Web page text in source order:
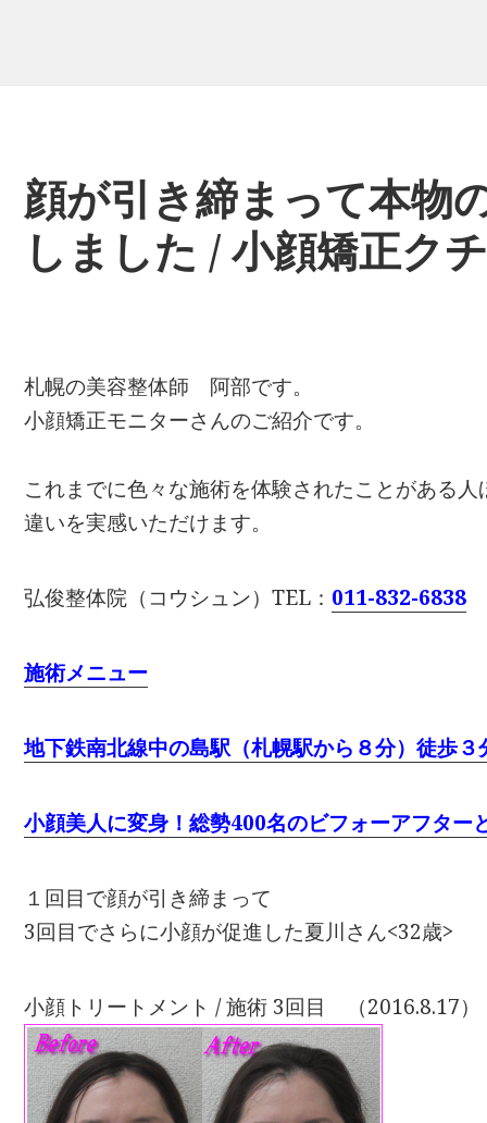
顔が引き締まって本物
しました / 小顔矯正ク
札幌の美容整体師 阿部です。
小顔矯正モニターさんのご紹介です。
これまでに色々な施術を体験されたことがある人
違いを実感いただけます。
弘俊整体院（コウシュン）TEL： 011-832-6838
施術メニュー
地下鉄南北線中の島駅（札幌駅から８分）徒歩３
小顔美人に変身！総勢400名のビフォーアフター
１回目で顔が引き締まって
3回目でさらに小顔が促進した夏川さん<32歳>
小顔トリートメント / 施術 3回目 （2016.8.17）